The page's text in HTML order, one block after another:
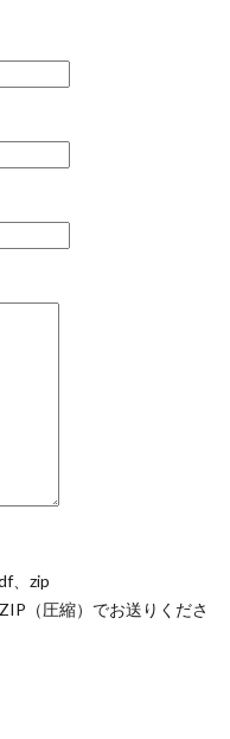
、zip
（圧縮）でお送りくださ